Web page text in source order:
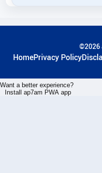
©2026
HomePrivacy Policy
Want a better experience?
Install ap7am PWA app